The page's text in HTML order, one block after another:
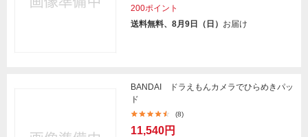
200ポイント
送料無料、8月9日（日） お届け
BANDAI ドラえもんカメラでひらめきパッ
ド
(8)
11,540円